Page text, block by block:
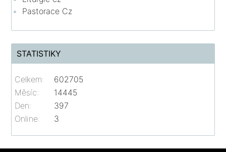
Pastorace Cz
STATISTIKY
Online: 3
Celkem:
602705
Měsíc:
14445
Den:
397